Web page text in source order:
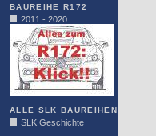
BAUREIHE R172
2011 - 2020
ALLE SLK BAUREIHEN
SLK Geschichte